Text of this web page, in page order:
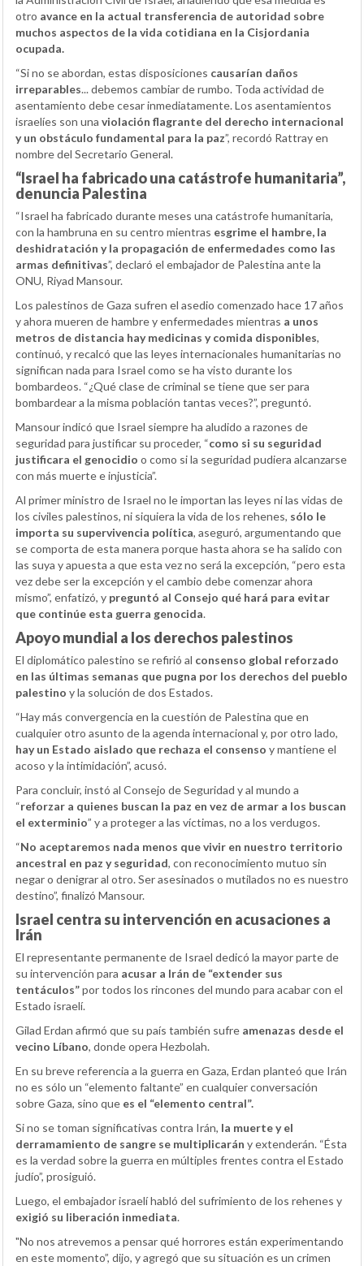
otro avance en la actual transferencia de autoridad sobre
muchos aspectos de la vida cotidiana en la Cisjordania
ocupada.
“Si no se abordan, estas disposiciones causarían daños
irreparables... debemos cambiar de rumbo. Toda actividad de
asentamiento debe cesar inmediatamente. Los asentamientos
israelíes son una violación flagrante del derecho internacional
y un obstáculo fundamental para la paz”, recordó Rattray en
nombre del Secretario General.
“Israel ha fabricado una catástrofe humanitaria”,
denuncia Palestina
“Israel ha fabricado durante meses una catástrofe humanitaria,
con la hambruna en su centro mientras esgrime el hambre, la
deshidratación y la propagación de enfermedades como las
armas definitivas”, declaró el embajador de Palestina ante la
ONU, Riyad Mansour.
Los palestinos de Gaza sufren el asedio comenzado hace 17 años
y ahora mueren de hambre y enfermedades mientras a unos
metros de distancia hay medicinas y comida disponibles,
continuó, y recalcó que las leyes internacionales humanitarias no
significan nada para Israel como se ha visto durante los
bombardeos. “¿Qué clase de criminal se tiene que ser para
bombardear a la misma población tantas veces?”, preguntó.
Mansour indicó que Israel siempre ha aludido a razones de
seguridad para justificar su proceder, “como si su seguridad
justificara el genocidio o como si la seguridad pudiera alcanzarse
con más muerte e injusticia”.
Al primer ministro de Israel no le importan las leyes ni las vidas de
los civiles palestinos, ni siquiera la vida de los rehenes, sólo le
importa su supervivencia política, aseguró, argumentando que
se comporta de esta manera porque hasta ahora se ha salido con
las suya y apuesta a que esta vez no será la excepción, “pero esta
vez debe ser la excepción y el cambio debe comenzar ahora
mismo”, enfatizó, y preguntó al Consejo qué hará para evitar
que continúe esta guerra genocida.
Apoyo mundial a los derechos palestinos
El diplomático palestino se refirió al consenso global reforzado
en las últimas semanas que pugna por los derechos del pueblo
palestino y la solución de dos Estados.
“Hay más convergencia en la cuestión de Palestina que en
cualquier otro asunto de la agenda internacional y, por otro lado,
hay un Estado aislado que rechaza el consenso y mantiene el
acoso y la intimidación”, acusó.
Para concluir, instó al Consejo de Seguridad y al mundo a
“reforzar a quienes buscan la paz en vez de armar a los buscan
el exterminio” y a proteger a las víctimas, no a los verdugos.
“No aceptaremos nada menos que vivir en nuestro territorio
ancestral en paz y seguridad, con reconocimiento mutuo sin
negar o denigrar al otro. Ser asesinados o mutilados no es nuestro
destino”, finalizó Mansour.
Israel centra su intervención en acusaciones a
Irán
El representante permanente de Israel dedicó la mayor parte de
su intervención para acusar a Irán de “extender sus
tentáculos”por todos los rincones del mundo para acabar con el
Estado israelí.
Gilad Erdan afirmó que su país también sufre amenazas desde el
vecino Líbano, donde opera Hezbolah.
En su breve referencia a la guerra en Gaza, Erdan planteó que Irán
no es sólo un “elemento faltante” en cualquier conversación
sobre Gaza, sino que es el “elemento central”.
Si no se toman significativas contra Irán, la muerte y el
derramamiento de sangre se multiplicarán y extenderán. “Ésta
es la verdad sobre la guerra en múltiples frentes contra el Estado
judío”, prosiguió.
Luego, el embajador israelí habló del sufrimiento de los rehenes y
exigió su liberación inmediata.
"No nos atrevemos a pensar qué horrores están experimentando
en este momento”, dijo, y agregó que su situación es un crimen